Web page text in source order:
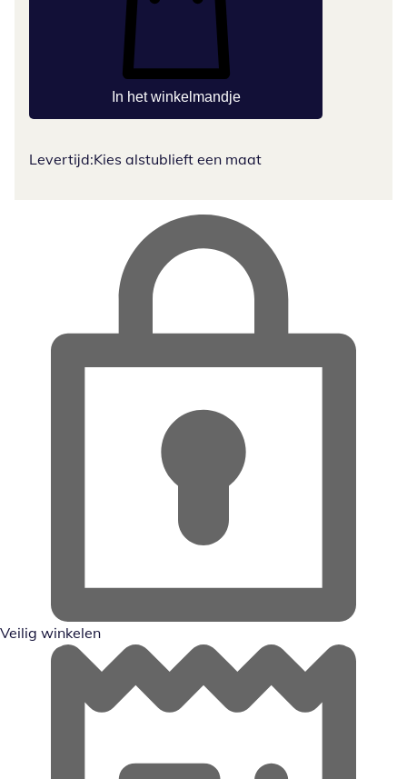
In het winkelmandje
Levertijd:Kies alstublieft een maat
Veilig winkelen